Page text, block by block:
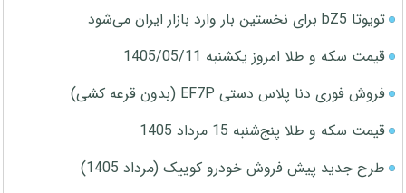
تویوتا bZ5 برای نخستین بار وارد بازار ایران می‌شود
قیمت سکه و طلا امروز یکشنبه 1405/05/11
فروش فوری دنا پلاس دستی EF7P (بدون قرعه کشی)
قیمت سکه و طلا پنج‌شنبه 15 مرداد 1405
طرح جدید پیش فروش خودرو کوییک (مرداد 1405)